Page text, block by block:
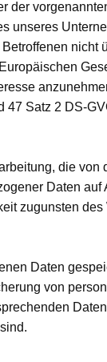
der
unseres
47 Satz 2 DS-
die
Daten
zugunsten
Daten
von